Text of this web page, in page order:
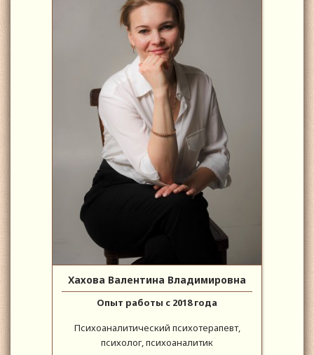
Хахова Валентина Владимировна
Опыт работы с 2018 года
Психоаналитический психотерапевт,
психолог, психоаналитик